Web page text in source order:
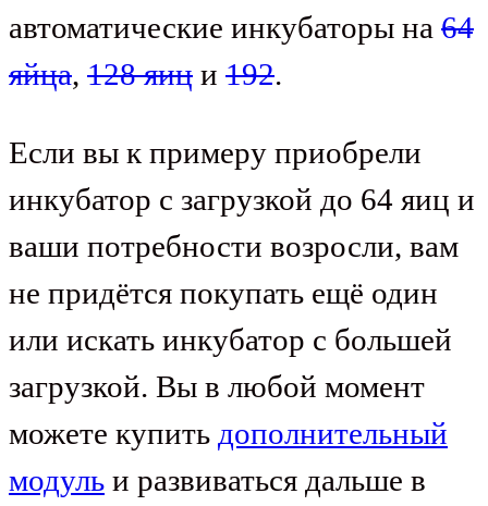
автоматические инкубаторы на 64
яйца, 128 яиц и 192.
Если вы к примеру приобрели
инкубатор с загрузкой до 64 яиц и
ваши потребности возросли, вам
не придётся покупать ещё один
или искать инкубатор с большей
загрузкой. Вы в любой момент
можете купить дополнительный
модуль и развиваться дальше в